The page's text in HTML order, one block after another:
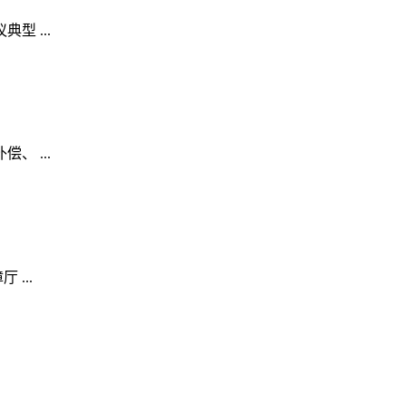
典型 ...
偿、 ...
...